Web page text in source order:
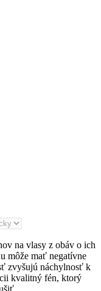
na vlasy z obáv o ich
môže mať negatívne
zvyšujú náchylnosť k
kvalitný fén, ktorý